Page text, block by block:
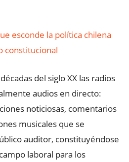
esconde la política chilena
constitucional
del siglo XX las radios
audios en directo:
noticiosas, comentarios
musicales que se
auditor, constituyéndose
laboral para los